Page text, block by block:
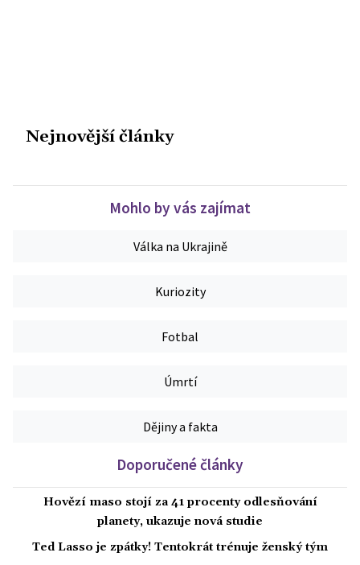
Nejnovější články
Mohlo by vás zajímat
Válka na Ukrajině
Kuriozity
Fotbal
Úmrtí
Dějiny a fakta
Doporučené články
Hovězí maso stojí za 41 procenty odlesňování
planety, ukazuje nová studie
Ted Lasso je zpátky! Tentokrát trénuje ženský tým